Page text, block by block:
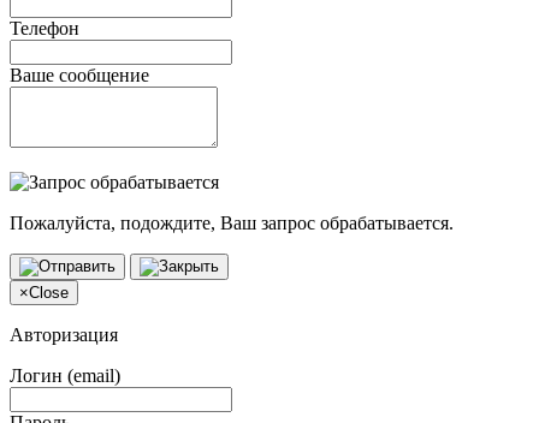
Телефон
Ваше сообщение
Пожалуйста, подождите, Ваш запрос обрабатывается.
×Close
Авторизация
Логин (email)